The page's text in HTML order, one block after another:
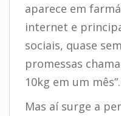
aparece em
internet e
sociais, quase
promessas
10kg em um mês”.
Mas aí surge a